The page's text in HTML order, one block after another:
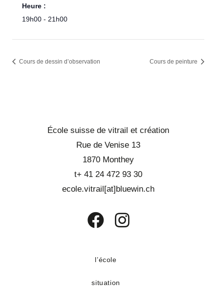
Heure :
19h00 - 21h00
Cours de dessin d’observation Cours de peinture
École suisse de vitrail et création
Rue de Venise 13
1870 Monthey
t+ 41 24 472 93 30
ecole.vitrail[at]bluewin.ch
un
onglet
l’école
situation